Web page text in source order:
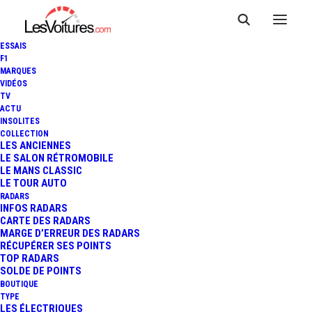
ESSAIS
F1
MARQUES
VIDÉOS
TV
ACTU
INSOLITES
COLLECTION
LES ANCIENNES
LE SALON RÉTROMOBILE
LE MANS CLASSIC
LE TOUR AUTO
RADARS
INFOS RADARS
CARTE DES RADARS
MARGE D’ERREUR DES RADARS
RÉCUPÉRER SES POINTS
TOP RADARS
SOLDE DE POINTS
BOUTIQUE
TYPE
LES ÉLECTRIQUES
30 janvier 2013
TROPHÉE ANDROS :